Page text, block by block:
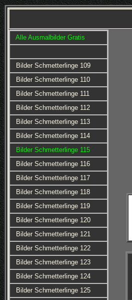
Alle Ausmalbilder Gratis
Bilder Schmetterlinge 109
Bilder Schmetterlinge 110
Bilder Schmetterlinge 111
Bilder Schmetterlinge 112
Bilder Schmetterlinge 113
Bilder Schmetterlinge 114
Bilder Schmetterlinge 115
Bilder Schmetterlinge 116
Bilder Schmetterlinge 117
Bilder Schmetterlinge 118
Bilder Schmetterlinge 119
Bilder Schmetterlinge 120
Bilder Schmetterlinge 121
Bilder Schmetterlinge 122
Bilder Schmetterlinge 123
Bilder Schmetterlinge 124
Bilder Schmetterlinge 125